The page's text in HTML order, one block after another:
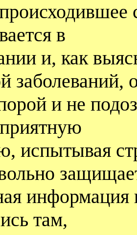
в
и, как
заболеваний,
и не
испытывая
информация
там,